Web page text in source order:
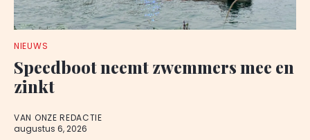
NIEUWS
Speedboot neemt zwemmers mee en
zinkt
VAN ONZE REDACTIE
augustus 6, 2026